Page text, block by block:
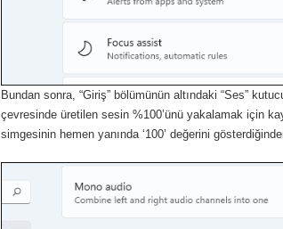
Bundan sonra, “Giriş” bölümünün altındaki “Ses”
çevresinde üretilen sesin %100’ünü yakalamak için
simgesinin hemen yanında ‘100’ değerini